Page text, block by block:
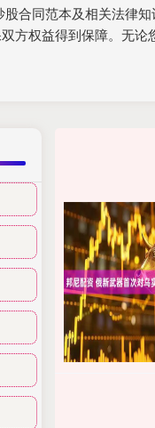
合同范本及相关法律
方权益得到保障。无